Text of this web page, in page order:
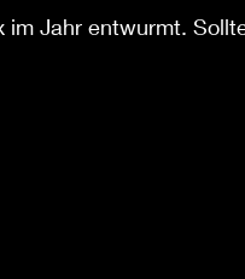
Jahr entwurmt.